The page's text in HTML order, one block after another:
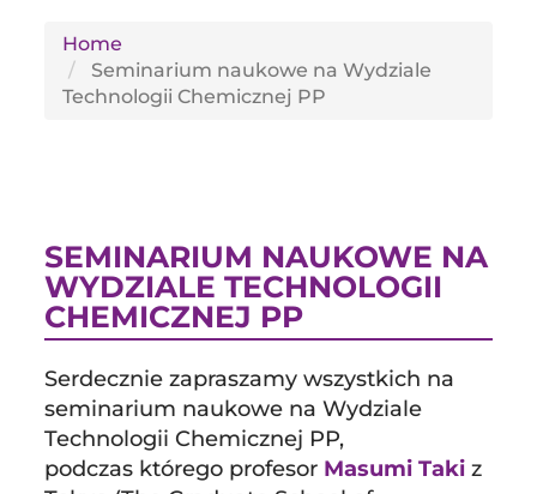
Home
Seminarium naukowe na Wydziale
Technologii Chemicznej PP
SEMINARIUM NAUKOWE NA
WYDZIALE TECHNOLOGII
CHEMICZNEJ PP
Serdecznie zapraszamy wszystkich na
seminarium naukowe na Wydziale
Technologii Chemicznej PP,
podczas którego profesor Masumi Taki z